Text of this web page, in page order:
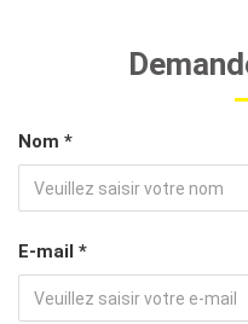
Nom *
E-mail *